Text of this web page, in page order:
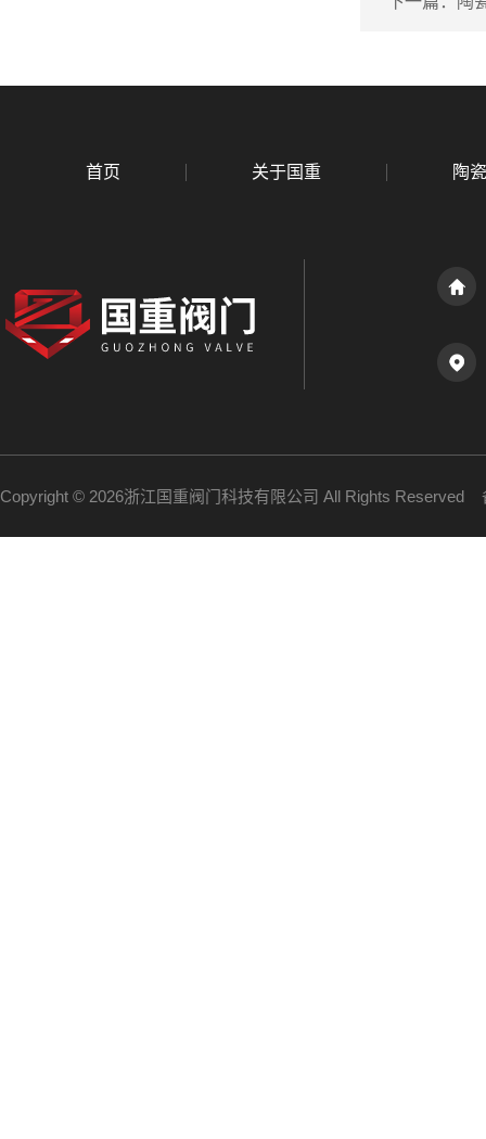
首页 关于国重 陶
Copyright © 2026浙江国重阀门科技有限公司 All Rights Reserved